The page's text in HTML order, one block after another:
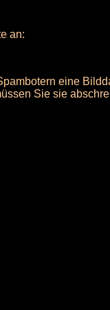
an:
eine
Sie sie